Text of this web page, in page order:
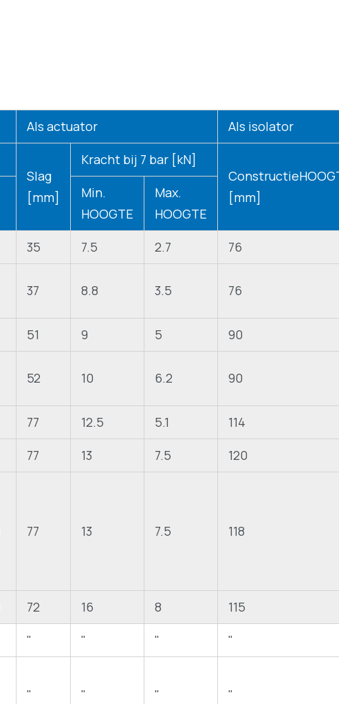
Als actuator Als isolator
Slag
[mm]
Kracht bij 7 bar [kN]
[mm]
Min.
HOOGTE
Max.
HOOGTE
35 7.5 2.7
76
37 8.8 3.5 76
51 9 5
90
52 10 6.2 90
77 12.5 5.1
114
77 13 7.5
120
77 13 7.5 118
72 16 8
115
" " "
"
" " " "